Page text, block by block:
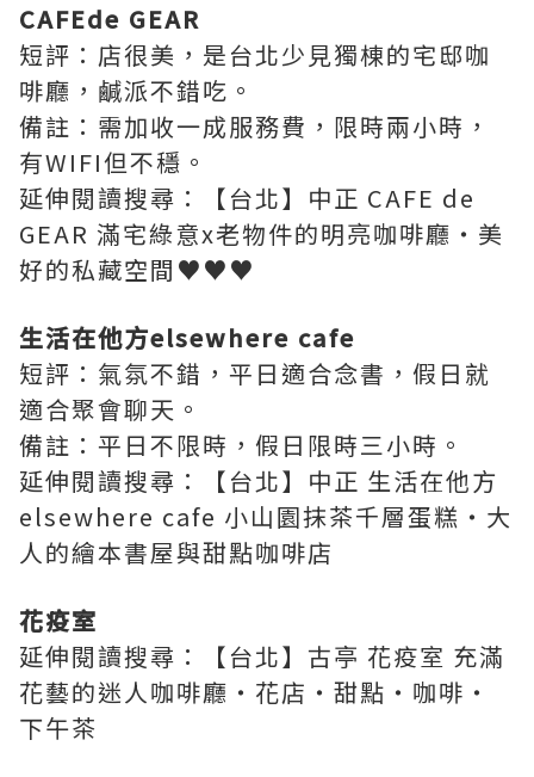
CAFEde GEAR
短評：店很美，是台北少見獨棟的宅邸咖
啡廳，鹹派不錯吃。
備註： 需加收一成服務費，限時兩小時，
有WIFI但不穩 。
延伸閱讀搜尋：【台北】中正 CAFE de
GEAR 滿宅綠意x老物件的明亮咖啡廳‧美
好的私藏空間♥♥♥
生活在他方elsewhere cafe
短評：氣氛不錯，平日適合念書，假日就
適合聚會聊天。
備註： 平日不限時，假日限時三小時 。
延伸閱讀搜尋：【台北】中正 生活在他方
elsewhere cafe 小山園抹茶千層蛋糕‧大
人的繪本書屋與甜點咖啡店
花疫室
延伸閱讀搜尋：【台北】古亭 花疫室 充滿
花藝的迷人咖啡廳‧花店‧甜點‧咖啡‧
下午茶